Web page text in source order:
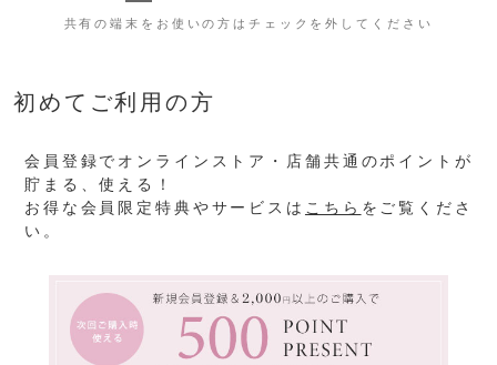
共有の端末をお使いの方はチェックを外してください
初めてご利用の方
会員登録でオンラインストア・店舗共通のポイントが
貯まる、使える！
お得な会員限定特典やサービスは こちら をご覧くださ
い。